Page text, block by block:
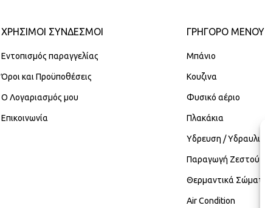
ΧΡΗΣΙΜΟΙ ΣΥΝΔΕΣΜΟΙ
Εντοπισμός παραγγελίας
Όροι και Προϋποθέσεις
Ο Λογαριασμός μου
Επικοινωνία
ΓΡΉΓΟΡΟ ΜΕΝΟΎ
Μπάνιο
Κουζινα
Φυσικό αέριο
Πλακάκια
Υδρευση / Υδραυλικά
Παραγωγή Ζεστού
Θερμαντικά Σώματα
Air Condition